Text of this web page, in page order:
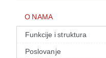
O NAMA
Funkcije i struktura
Poslovanje